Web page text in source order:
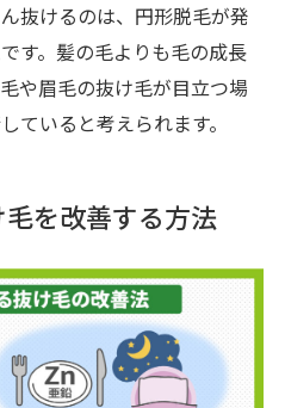
抜けるのは、円形脱毛が発
す。髪の毛よりも毛の成長
や眉毛の抜け毛が目立つ場
ていると考えられます。
を改善する方法